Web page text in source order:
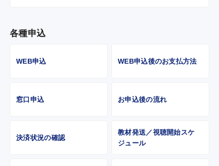
各種申込
WEB申込 WEB申込後のお支払方法
窓口申込 お申込後の流れ
決済状況の確認
教材発送／視聴開始スケ
ジュール